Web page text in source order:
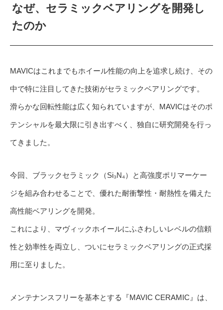
なぜ、セラミックベアリングを開発し
たのか
MAVICはこれまでもホイール性能の向上を追求し続け、その
中で特に注目してきた技術がセラミックベアリングです。
滑らかな回転性能は広く知られていますが、MAVICはそのポ
テンシャルを最大限に引き出すべく、独自に研究開発を行っ
てきました。
今回、ブラックセラミック（Si₃N₄）と高強度ポリマーケー
ジを組み合わせることで、優れた耐衝撃性・耐熱性を備えた
高性能ベアリングを開発。
これにより、マヴィックホイールにふさわしいレベルの信頼
性と効率性を両立し、ついにセラミックベアリングの正式採
用に至りました。
メンテナンスフリーを基本とする『MAVIC CERAMIC』は、